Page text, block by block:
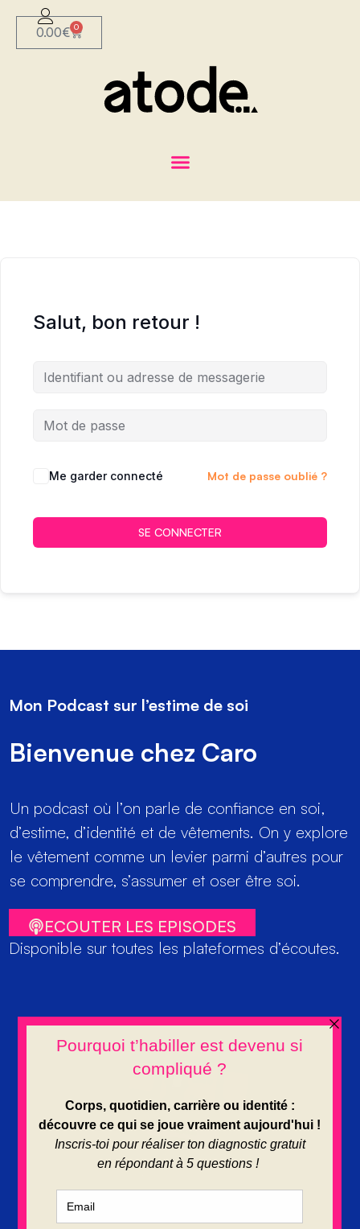
0.00€ 0
Salut, bon retour !
Me garder connecté Mot de passe oublié ?
SE CONNECTER
Mon Podcast sur l’estime de soi
Bienvenue chez Caro
Un podcast où l’on parle de confiance en soi,
d’estime, d’identité et de vêtements. On y explore
le vêtement comme un levier parmi d’autres pour
se comprendre, s’assumer et oser être soi.
ECOUTER LES EPISODES
Disponible sur toutes les plateformes d’écoutes.